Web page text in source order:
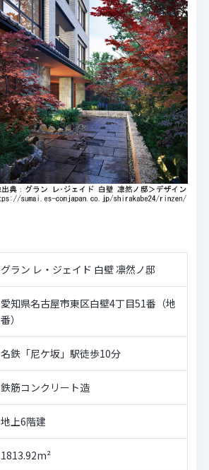
グラン レ・ジェイド 白壁 凛然ノ邸
愛知県名古屋市東区白壁4丁目51番（地
番）
名鉄「尼ケ坂」駅徒歩10分
鉄筋コンクリート造
地上6階建
1813.92m²